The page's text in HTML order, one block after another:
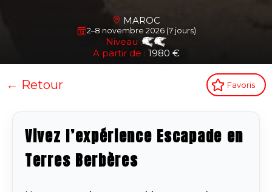
MAROC
2–8 novembre 2026 (7 jours)
Niveau :
A partir de : 1980 €
← Retour Favoris
Vivez l’expérience Escapade en
Terres Berbères